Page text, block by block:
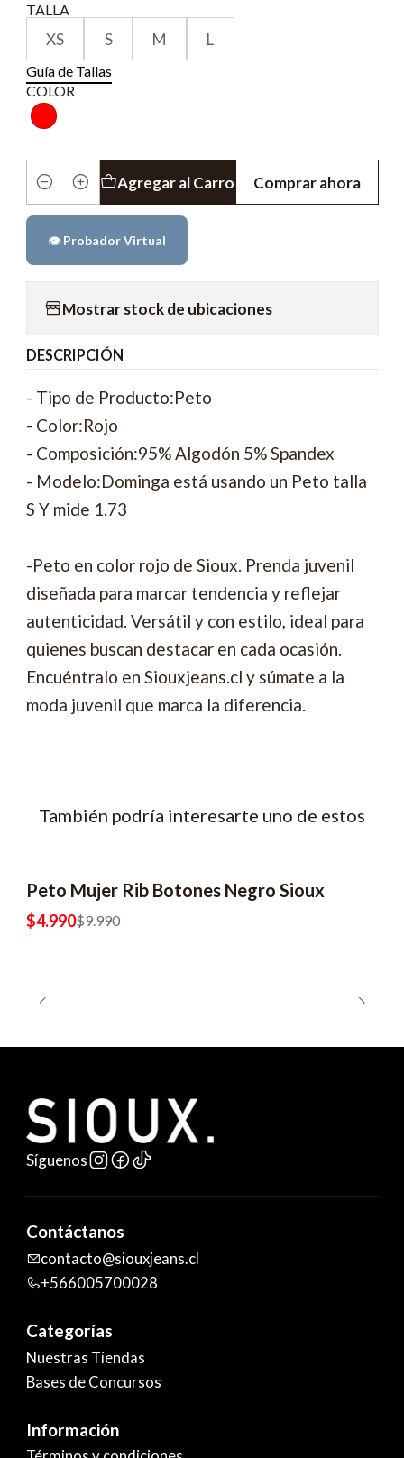
TALLA
XS S M L
Guía de Tallas
COLOR
Cantidad
Agregar al Carro Comprar ahora
👁️ Probador Virtual
Mostrar stock de ubicaciones
DESCRIPCIÓN
- Tipo de Producto:Peto
- Color:Rojo
- Composición:95% Algodón 5% Spandex
- Modelo:Dominga está usando un Peto talla
S Y mide 1.73
-Peto en color rojo de Sioux. Prenda juvenil
diseñada para marcar tendencia y reflejar
autenticidad. Versátil y con estilo, ideal para
quienes buscan destacar en cada ocasión.
Encuéntralo en Siouxjeans.cl y súmate a la
moda juvenil que marca la diferencia.
También podría interesarte uno de estos
-50% OFF
2x6990
Peto Mujer Rib Botones Negro Sioux
$4.990$9.990
Síguenos
Contáctanos
contacto@siouxjeans.cl
+566005700028
Categorías
Nuestras Tiendas
Bases de Concursos
Información